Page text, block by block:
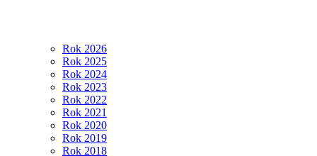
Rok 2026
Rok 2025
Rok 2024
Rok 2023
Rok 2022
Rok 2021
Rok 2020
Rok 2019
Rok 2018